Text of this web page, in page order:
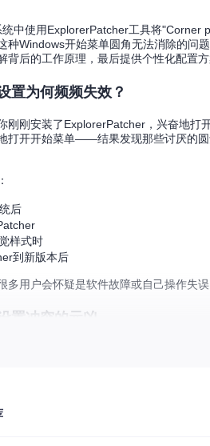
中使用ExplorerPatcher工具将
种Windows开始菜单圆角无法消除的问
背后的工作原理，最后提供个性化配置方
置为何频频失效？
刚刚安装了ExplorerPatcher，兴奋地打
打开开始菜单——结果发现那些讨厌的
后
样式时
到新版本后
多用户会怀疑是软件故障或自己操作失
置冲突的元凶
们需要先排查当前系统环境，确定问题
版本号（如Windows 10 21H2或